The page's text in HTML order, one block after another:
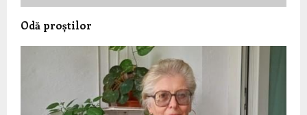
Odă proștilor